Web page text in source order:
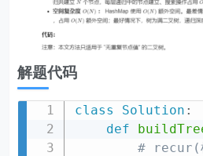
解题代码
class Solution :
def
# recur(根